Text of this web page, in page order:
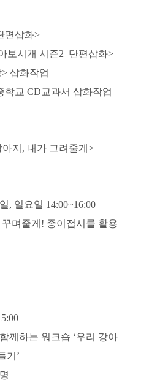
편삽화>
보시개 시즌2_ 단편삽화>
> 삽화작업
학교 CD교과서 삽화작업
지 , 내가 그려줄게 >
, 일요일 14:00~16:00
며줄게 ! 종이접시를 활용
께하는 워크숍 ‘우리 강아
기 ’
명